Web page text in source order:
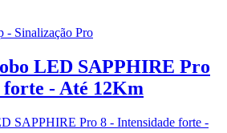
- Sinalização Pro
LED SAPPHIRE Pro
forte - Até 12Km